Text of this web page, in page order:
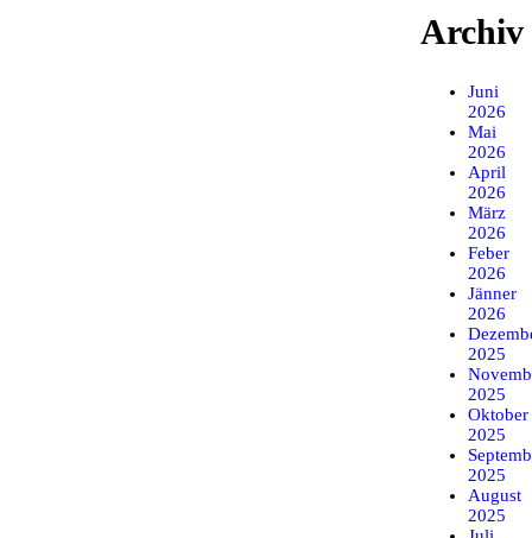
Archiv
Juni
2026
Mai
2026
April
2026
März
2026
Feber
2026
Jänner
2026
2025
2025
Oktober
2025
2025
August
2025